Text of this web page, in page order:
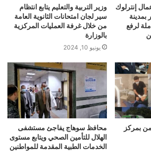
إنترلوك
بمدينة
لرفع
وزير التربية والتعليم يتابع انتظام
سير لجان امتحانات الثانوية العامة
من خلال غرفة العمليات المركزية
بالوزارة
يونيو 10, 2024
بمركز
محافظ سوهاج يفاجئ مستشفى
الهلال للتأمين الصحي ويتابع مستوى
الخدمات الطبية المقدمة للمواطنين